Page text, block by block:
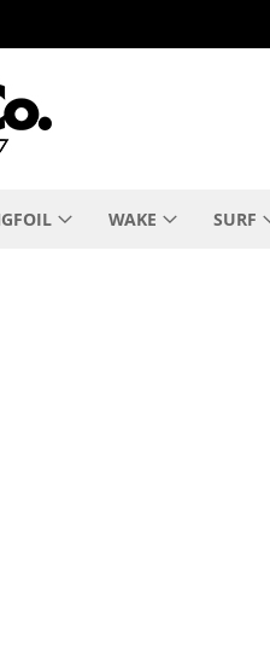
WAKE SURF